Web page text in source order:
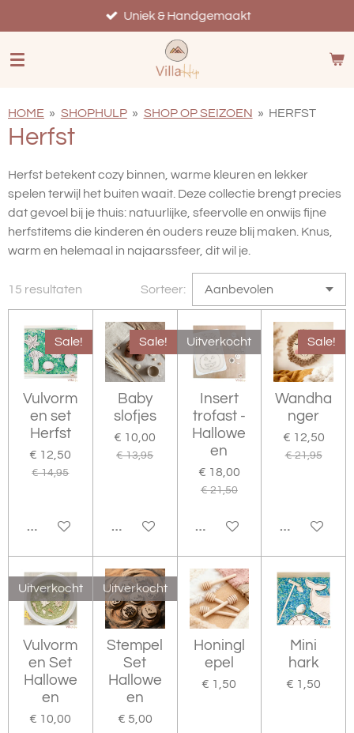
direct
naar
Uniek & Handgemaakt
HOME » SHOPHULP » SHOP OP SEIZOEN » HERFST
Herfst
Herfst betekent cozy binnen, warme kleuren en lekker
spelen terwijl het buiten waait. Deze collectie brengt precies
dat gevoel bij je thuis: natuurlijke, sfeervolle en onwijs fijne
herfstitems die kinderen én ouders reuze blij maken. Knus,
warm en helemaal in najaarssfeer, dit wil je.
15 resultaten Sorteer:
Sale!
Vulvorm
en set
Herfst
€ 12,50
€ 14,95
IN WINKELWAGEN
Sale!
Baby
slofjes
€ 10,00
€ 13,95
BEKIJK DETAILS
Uitverkocht
Insert
trofast -
Hallowe
en
€ 18,00
€ 21,50
HOUD MIJ OP DE HOOGTE
Sale!
Wandha
nger
€ 12,50
€ 21,95
IN
Uitverkocht
Vulvorm
en Set
Hallowe
en
€ 10,00
Uitverkocht
Stempel
Set
Hallowe
en
€ 5,00
Honingl
epel
€ 1,50
Mini
hark
€ 1,50